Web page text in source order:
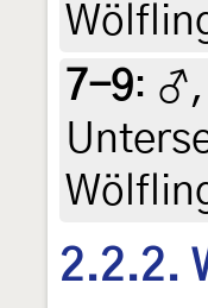
7-9: ♂,
2.2.2.